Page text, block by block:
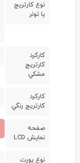
نوع کارتريج
يا تونر
کارکرد
کارتريج
مشکي
کارکرد
کارتريج رنگي
صفحه
نمايش LCD
نوع پورت